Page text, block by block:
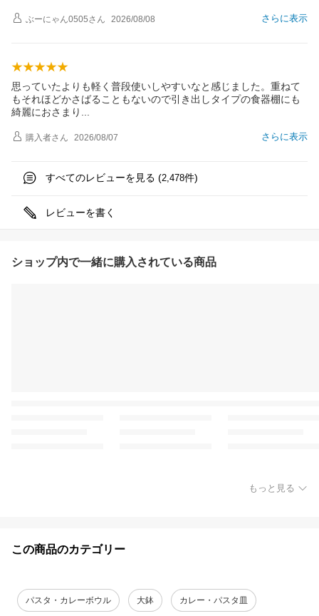
さらに表示
ぶーにゃん0505さん 2026/08/08
思っていたよりも軽く普段使いしやすいなと感じました。重ねて
もそれほどかさばることもないので引き出しタイプの食器棚にも
綺麗におさま り
さらに表示
購入者さん 2026/08/07
すべてのレビューを見る (2,478件)
レビューを書く
ショップ内で一緒に購入されている商品
もっと見る
この商品のカテゴリー
パスタ・カレーボウル 大鉢 カレー・パスタ皿